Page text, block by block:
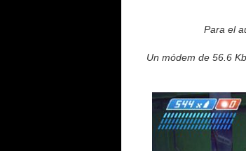
Para el
Un módem de 56.6